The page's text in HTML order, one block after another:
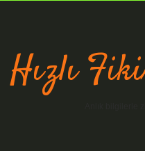
Hızlı